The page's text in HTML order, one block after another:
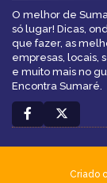
O melhor de
só lugar! Dicas,
que fazer, as
empresas, locais,
e muito mais no
Encontra Sumaré.
Criado